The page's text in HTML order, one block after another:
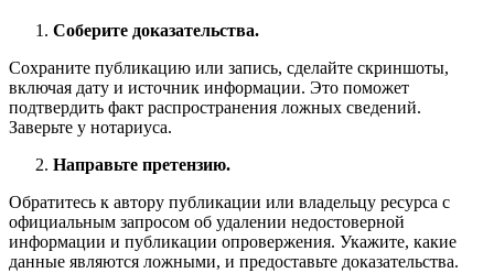
Соберите доказательства.
Сохраните публикацию или запись, сделайте скриншоты,
включая дату и источник информации. Это поможет
подтвердить факт распространения ложных сведений.
Заверьте у нотариуса.
Направьте претензию.
Обратитесь к автору публикации или владельцу ресурса с
официальным запросом об удалении недостоверной
информации и публикации опровержения. Укажите, какие
данные являются ложными, и предоставьте доказательства.